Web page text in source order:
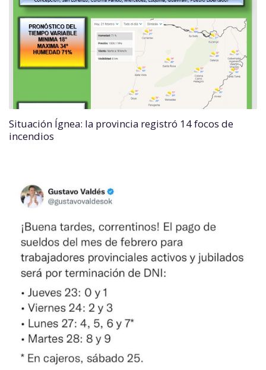
Situación Ígnea: la provincia registró 14 focos de
incendios